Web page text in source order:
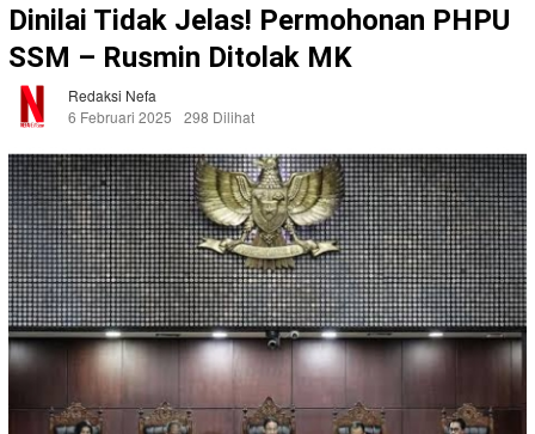
Dinilai Tidak Jelas! Permohonan PHPU
SSM – Rusmin Ditolak MK
Redaksi Nefa
6 Februari 2025
298 Dilihat